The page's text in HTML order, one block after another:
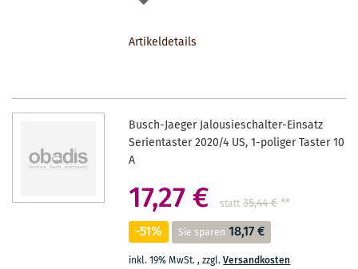
Artikeldetails
Busch-Jaeger Jalousieschalter-Einsatz
Serientaster 2020/4 US, 1-poliger Taster 10
A
17,27 € statt 35,44 €**
-51% Sie sparen 18,17 €
inkl. 19% MwSt.,zzgl.Versandkosten